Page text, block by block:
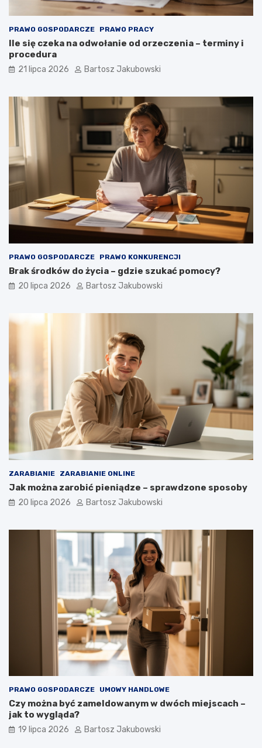
PRAWO GOSPODARCZE PRAWO PRACY
Ile się czeka na odwołanie od orzeczenia – terminy i
procedura
21 lipca 2026 Bartosz Jakubowski
PRAWO GOSPODARCZE PRAWO KONKURENCJI
Brak środków do życia – gdzie szukać pomocy?
20 lipca 2026 Bartosz Jakubowski
ZARABIANIE ZARABIANIE ONLINE
Jak można zarobić pieniądze – sprawdzone sposoby
20 lipca 2026 Bartosz Jakubowski
PRAWO GOSPODARCZE UMOWY HANDLOWE
Czy można być zameldowanym w dwóch miejscach –
jak to wygląda?
19 lipca 2026 Bartosz Jakubowski